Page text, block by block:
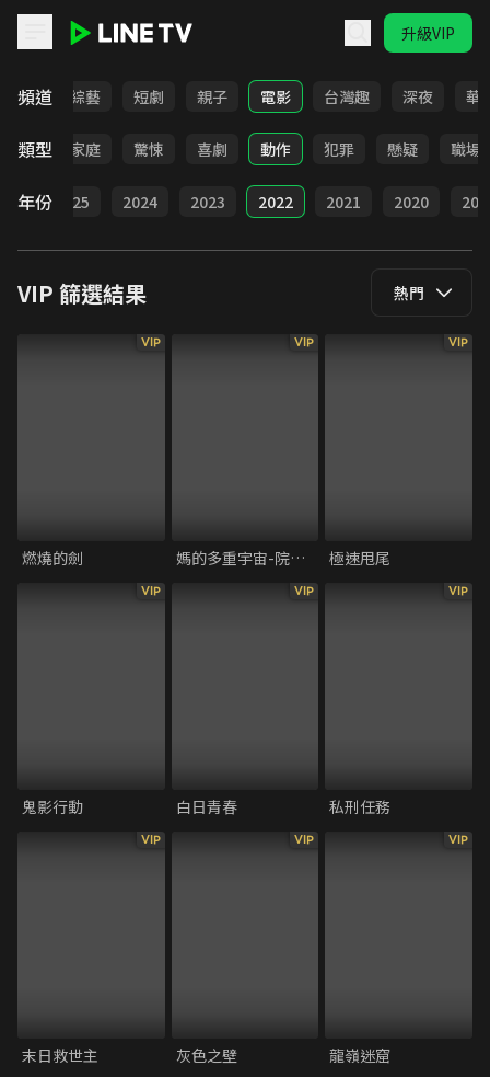
升級VIP
頻道
動畫 綜藝 短劇 親子 電影 台灣趣 深夜 華
類型
愛情 家庭 驚悚 喜劇 動作 犯罪 懸疑 職場
年份 2025 2024 2023 2022 2021 2020
VIP 篩選結果 熱門
VIP
燃燒的劍
VIP
媽的多重宇宙-院線版
VIP
極速甩尾
VIP
鬼影行動
VIP
白日青春
VIP
私刑任務
VIP
末日救世主
VIP
灰色之壁
VIP
龍嶺迷窟